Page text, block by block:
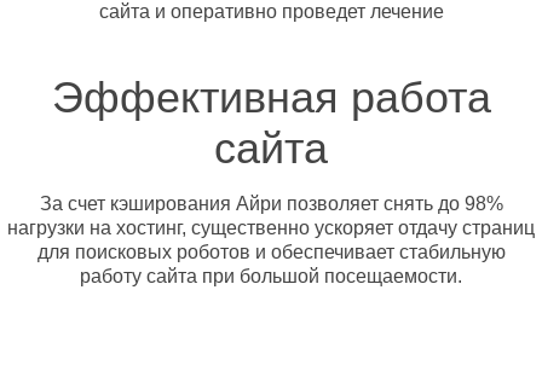
сайта и оперативно проведет лечение
Эффективная работа
сайта
За счет кэширования Айри позволяет снять до 98%
нагрузки на хостинг, существенно ускоряет отдачу страниц
для поисковых роботов и обеспечивает стабильную
работу сайта при большой посещаемости.